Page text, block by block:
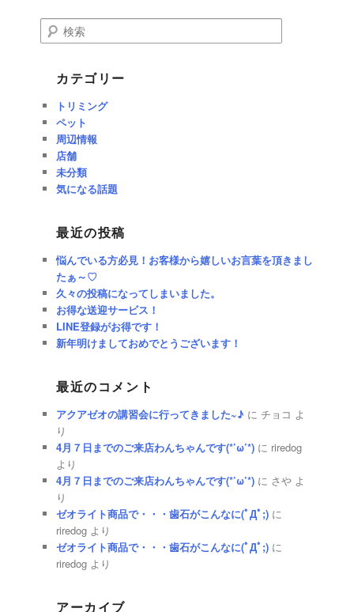
検索
カテゴリー
トリミング
ペット
周辺情報
店舗
未分類
気になる話題
最近の投稿
悩んでいる方必見！お客様から嬉しいお言葉を頂きまし
たぁ～♡
久々の投稿になってしまいました。
お得な送迎サービス！
LINE登録がお得です！
新年明けましておめでとうございます！
最近のコメント
アクアゼオの講習会に行ってきました~♪ に チョコ よ
り
4月７日までのご来店わんちゃんです(*’ω’*) に riredog
より
4月７日までのご来店わんちゃんです(*’ω’*) に さや よ
り
ゼオライト商品で・・・歯石がこんなに(ﾟДﾟ;) に
riredog より
ゼオライト商品で・・・歯石がこんなに(ﾟДﾟ;) に
riredog より
アーカイブ